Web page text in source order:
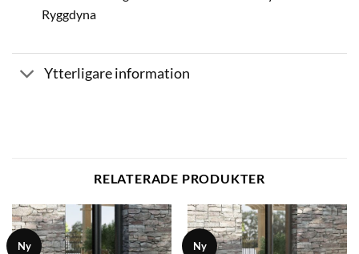
Ryggdyna
Ytterligare information
RELATERADE PRODUKTER
Ny Ny